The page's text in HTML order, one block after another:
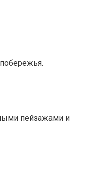
пейзажами и